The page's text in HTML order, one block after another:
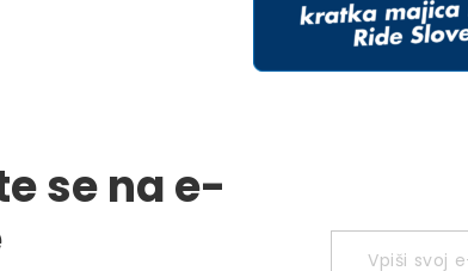
se na e-